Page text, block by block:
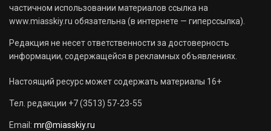
частичном использовании материалов ссылка на
www.miasskiy.ru обязательна (в интернете — гиперссылка).
Редакция не несет ответственности за достоверность
информации, содержащейся в рекламных объявлениях.
Настоящий ресурс может содержать материалы 16+
Тел. редакции +7 (3513) 57-23-55
Email: mr@miasskiy.ru